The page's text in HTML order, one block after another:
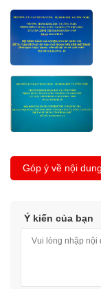
Góp ý về nội
Ý kiến của bạn